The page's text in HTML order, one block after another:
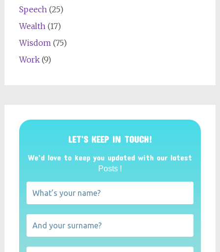
Speech(25)
Wealth(17)
Wisdom(75)
Work(9)
LET’S KEEP IN TOUCH!
We’d love to keep you updated with our latest
Posts !